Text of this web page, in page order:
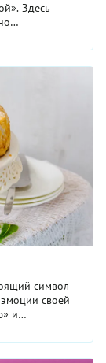
Здесь
пышным ...
символ
своей
и
в ...